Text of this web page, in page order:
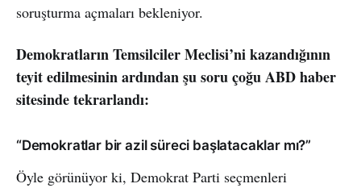
soruşturma açmaları bekleniyor.
Demokratların Temsilciler Meclisi’ni kazandığının
teyit edilmesinin ardından şu soru çoğu ABD haber
sitesinde tekrarlandı:
“Demokratlar bir azil süreci başlatacaklar mı?”
Öyle görünüyor ki, Demokrat Parti seçmenleri